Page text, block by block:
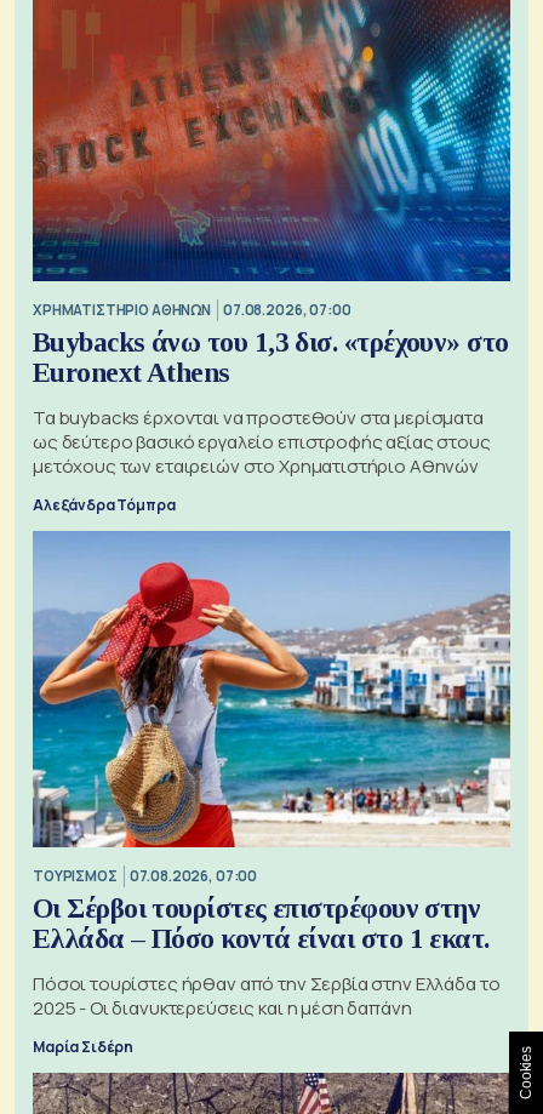
XΡΗΜΑΤΙΣΤΗΡΙΟ ΑΘΗΝΩΝ 07.08.2026, 07:00
Buybacks άνω του 1,3 δισ. «τρέχουν» στο
Euronext Athens
Τα buybacks έρχονται να προστεθούν στα μερίσματα
ως δεύτερο βασικό εργαλείο επιστροφής αξίας στους
μετόχους των εταιρειών στο Χρηματιστήριο Αθηνών
Αλεξάνδρα Τόμπρα
ΤΟΥΡΙΣΜΟΣ 07.08.2026, 07:00
Οι Σέρβοι τουρίστες επιστρέφουν στην
Ελλάδα – Πόσο κοντά είναι στο 1 εκατ.
Πόσοι τουρίστες ήρθαν από την Σερβία στην Ελλάδα το
2025 - Οι διανυκτερεύσεις και η μέση δαπάνη
Μαρία Σιδέρη Cookies